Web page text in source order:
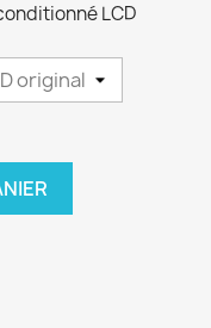
LCD